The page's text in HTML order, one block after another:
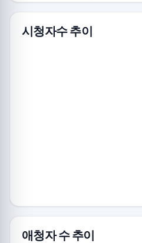
시청자수 추이
애청자 수 추이